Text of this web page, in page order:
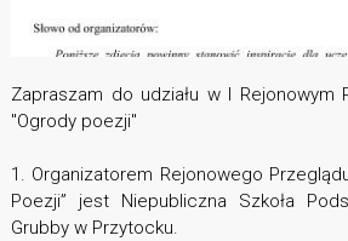
Zapraszam do udziału w I Rejonowym
"Ogrody poezji"
1. Organizatorem Rejonowego
Poezji” jest Niepubliczna Szkoła
Grubby w Przytocku.